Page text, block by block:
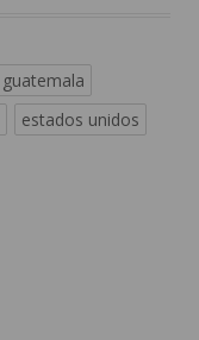
guatemala
estados unidos